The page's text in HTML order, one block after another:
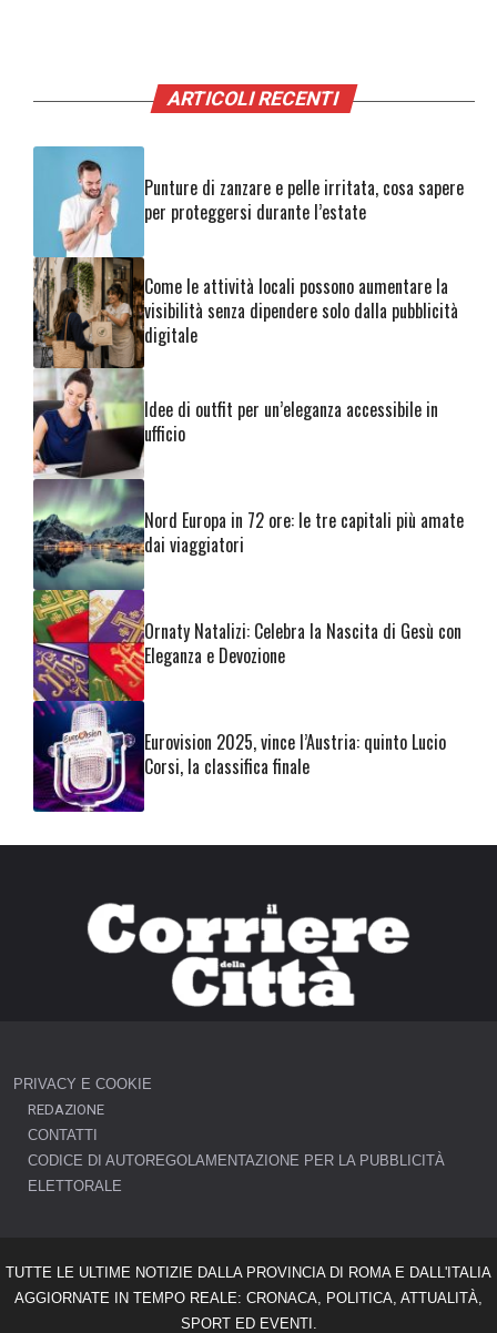
ARTICOLI RECENTI
Punture di zanzare e pelle irritata, cosa sapere
per proteggersi durante l’estate
Come le attività locali possono aumentare la
visibilità senza dipendere solo dalla pubblicità
digitale
Idee di outfit per un’eleganza accessibile in
ufficio
Nord Europa in 72 ore: le tre capitali più amate
dai viaggiatori
Ornaty Natalizi: Celebra la Nascita di Gesù con
Eleganza e Devozione
Eurovision 2025, vince l’Austria: quinto Lucio
Corsi, la classifica finale
PRIVACY E COOKIE
REDAZIONE
CONTATTI
CODICE DI AUTOREGOLAMENTAZIONE PER LA PUBBLICITÀ
ELETTORALE
TUTTE LE ULTIME NOTIZIE DALLA PROVINCIA DI ROMA E DALL'ITALIA
AGGIORNATE IN TEMPO REALE: CRONACA, POLITICA, ATTUALITÀ,
SPORT ED EVENTI.